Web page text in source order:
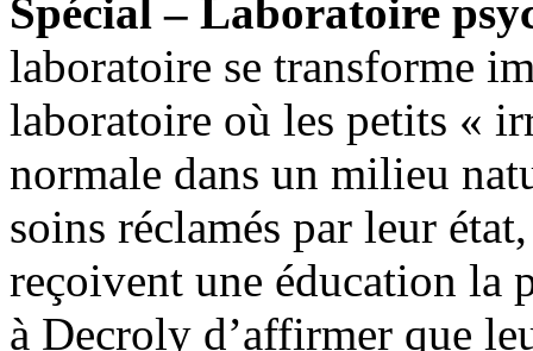
Spécial – Laboratoire
laboratoire se transforme
laboratoire où les petits «
normale dans un milieu
soins réclamés par leur
reçoivent une éducation la
à Decroly d’affirmer que